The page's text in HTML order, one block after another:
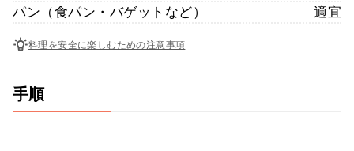
パン（食パン・バゲットなど）
適宜
料理を安全に楽しむための注意事項
手順